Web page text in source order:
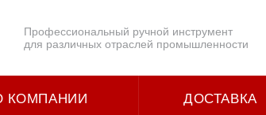
Профессиональный ручной инструмент
для различных отраслей промышленности
КОМПАНИИ ДОСТАВКА